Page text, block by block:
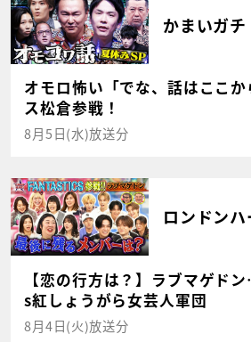
かまいガチ
オモロ怖い「でな、話はここ
ス松倉参戦！
8月5日(水)放送分
ロンドンハ
【恋の行方は？】ラブマゲド
s紅しょうがら女芸人軍団
8月4日(火)放送分